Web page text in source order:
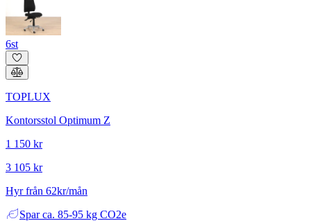
6st
TOPLUX
Kontorsstol Optimum Z
1 150 kr
3 105 kr
Hyr från 62kr/mån
Spar ca. 85-95 kg CO2e